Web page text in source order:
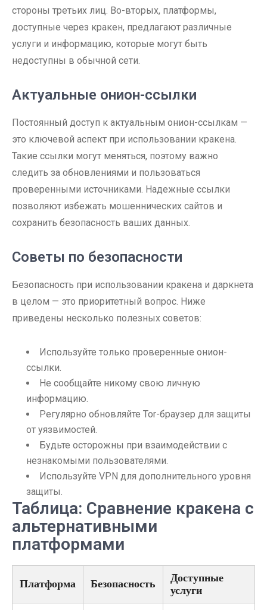
стороны третьих лиц. Во-вторых, платформы,
доступные через кракен, предлагают различные
услуги и информацию, которые могут быть
недоступны в обычной сети.
Актуальные онион-ссылки
Постоянный доступ к актуальным онион-ссылкам —
это ключевой аспект при использовании кракена.
Такие ссылки могут меняться, поэтому важно
следить за обновлениями и пользоваться
проверенными источниками. Надежные ссылки
позволяют избежать мошеннических сайтов и
сохранить безопасность ваших данных.
Советы по безопасности
Безопасность при использовании кракена и даркнета
в целом — это приоритетный вопрос. Ниже
приведены несколько полезных советов:
Используйте только проверенные онион-
ссылки.
Не сообщайте никому свою личную
информацию.
Регулярно обновляйте Tor-браузер для защиты
от уязвимостей.
Будьте осторожны при взаимодействии с
незнакомыми пользователями.
Используйте VPN для дополнительного уровня
защиты.
Таблица: Сравнение кракена с
альтернативными
платформами
Платформа Безопасность
Доступные
услуги